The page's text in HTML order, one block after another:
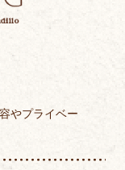
やプライベー